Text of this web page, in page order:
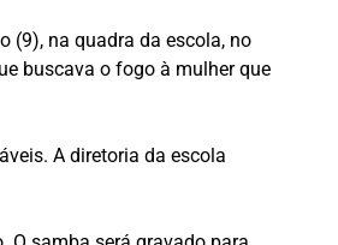
(9), na quadra da escola, no
buscava o fogo à mulher que
A diretoria da escola